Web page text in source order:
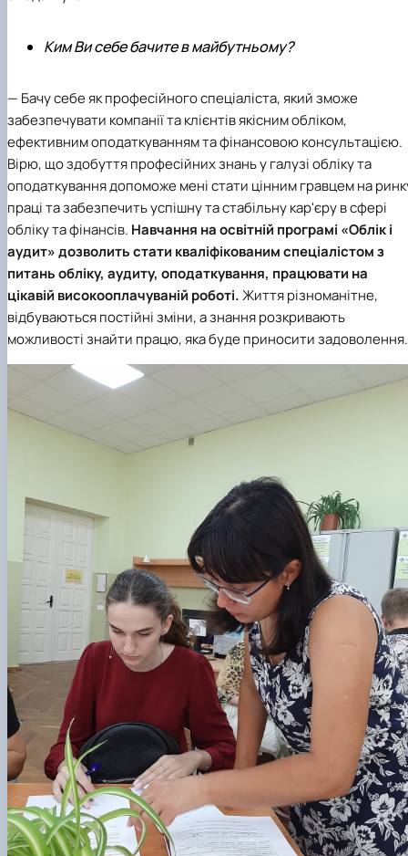
Ким Ви себе бачите в майбутньому?
— Бачу себе як професійного спеціаліста, який зможе
забезпечувати компанії та клієнтів якісним обліком,
ефективним оподаткуванням та фінансовою консультацією.
Вірю, що здобуття професійних знань у галузі обліку та
оподаткування допоможе мені стати цінним гравцем на
праці та забезпечить успішну та стабільну кар'єру в сфері
обліку та фінансів. Навчання наосвітній програмі «Облік і
аудит»дозволить стати кваліфікованим спеціалістом з
питань обліку, аудиту, оподаткування, працювати на
цікавій високооплачуваній роботі.Життя різноманітне,
відбуваються постійні зміни, а знання розкривають
можливості знайти працю, яка буде приносити задоволення.